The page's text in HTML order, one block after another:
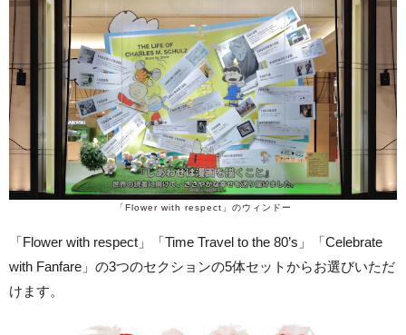
「Flower with respect」のウィンドー
「Flower with respect」「Time Travel to the 80’s」「Celebrate
with Fanfare」の3つのセクションの5体セットからお選びいただ
けます。